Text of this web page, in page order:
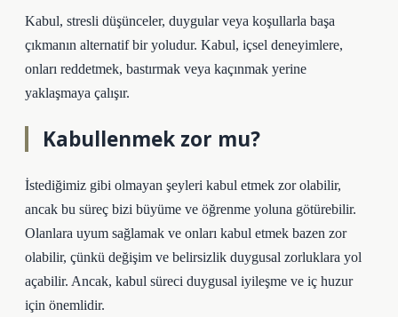
Kabul, stresli düşünceler, duygular veya koşullarla başa
çıkmanın alternatif bir yoludur. Kabul, içsel deneyimlere,
onları reddetmek, bastırmak veya kaçınmak yerine
yaklaşmaya çalışır.
Kabullenmek zor mu?
İstediğimiz gibi olmayan şeyleri kabul etmek zor olabilir,
ancak bu süreç bizi büyüme ve öğrenme yoluna götürebilir.
Olanlara uyum sağlamak ve onları kabul etmek bazen zor
olabilir, çünkü değişim ve belirsizlik duygusal zorluklara yol
açabilir. Ancak, kabul süreci duygusal iyileşme ve iç huzur
için önemlidir.